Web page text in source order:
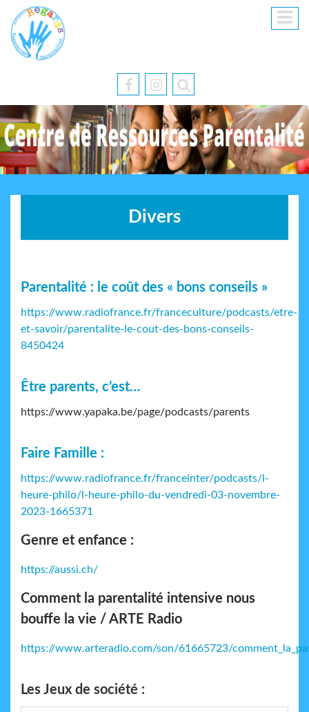
Divers
Parentalité : le coût des « bons conseils »
https://www.radiofrance.fr/franceculture/podcasts/etre-
et-savoir/parentalite-le-cout-des-bons-conseils-
8450424
Être parents, c’est…
https://www.yapaka.be/page/podcasts/parents
Faire Famille :
https://www.radiofrance.fr/franceinter/podcasts/l-
heure-philo/l-heure-philo-du-vendredi-03-novembre-
2023-1665371
Genre et enfance :
https://aussi.ch/
Comment la parentalité intensive nous
bouffe la vie / ARTE Radio
https://www.arteradio.com/son/61665723/
Les Jeux de société :